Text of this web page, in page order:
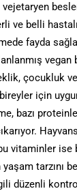
ve belli
fayda
çocukluk
için
bazı
vitaminler ise
tarzını
düzenli